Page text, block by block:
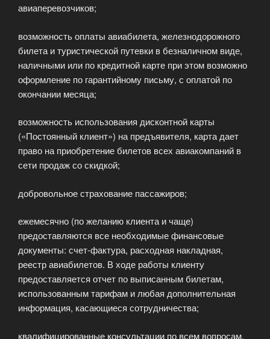
авиаперевозчиков;
возможность оплаты авиабилета, железнодорожного
билета и туристической путевки в безналичном виде,
наличными или по кредитной карте при этом возможно
оформление по гарантийному письму, с оплатой по
окончании месяца;
возможность использования дисконтной карты
(«Постоянный клиент») на предъявителя, карта дает
право на приобретение билетов всех авиакомпаний в
сети продаж со скидкой;
добровольное страхование пассажиров;
ежемесячно (по желанию клиента и чаще)
предоставляются все необходимые финансовые
документы: счет-фактура, расходная накладная,
реестр авиабилетов. В ходе работы клиенту
предоставляется отчет по выписанным билетам,
использованным тарифам и любая дополнительная
информация, касающиеся сотрудничества;
квалифицированные консультации по всем вопросам,